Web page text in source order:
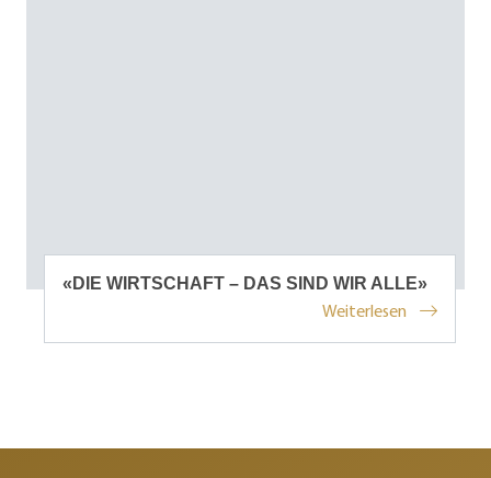
«DIE WIRTSCHAFT – DAS SIND WIR ALLE»
Weiterlesen